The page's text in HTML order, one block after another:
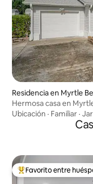
Residencia en Myrtle
Hermosa casa en
Ubicación · Familiar ·
De los mejores en
Favorito entre